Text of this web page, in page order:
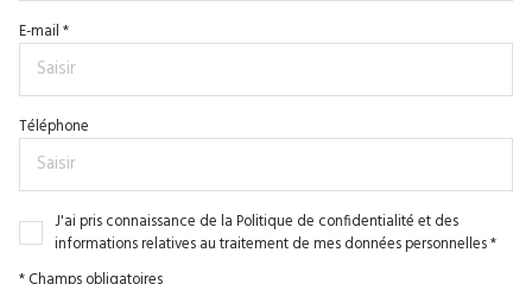
E-mail *
Téléphone
J'ai pris connaissance de la Politique de confidentialité et des
informations relatives au traitement de mes données personnelles *